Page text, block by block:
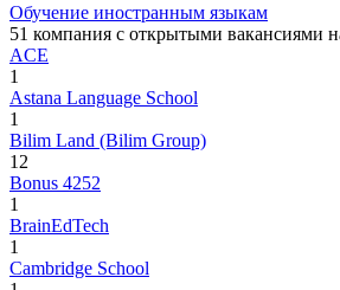
Обучение иностранным языкам
51 компания с открытыми вакансиями
ACE
1
Astana Language School
1
Bilim Land (Bilim Group)
12
Bonus 4252
1
BrainEdTech
1
Cambridge School